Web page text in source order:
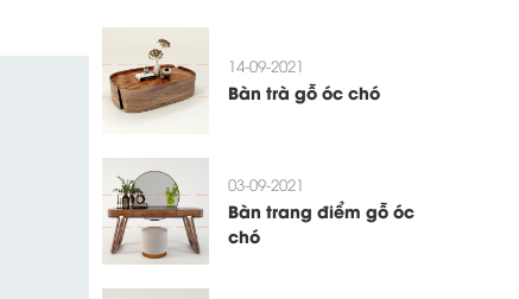
14-09-2021
Bàn trà gỗ óc chó
03-09-2021
Bàn trang điểm gỗ óc
chó